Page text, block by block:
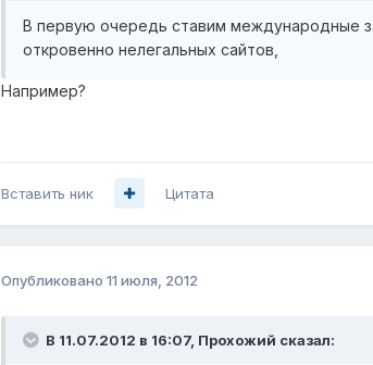
В первую очередь ставим международные
откровенно нелегальных сайтов,
Например?
Вставить ник Цитата
Опубликовано 11 июля, 2012
В 11.07.2012 в 16:07, Прохожий сказал: